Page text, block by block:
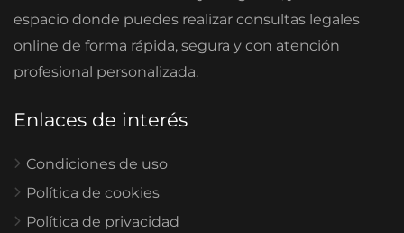
espacio donde puedes realizar consultas legales
online de forma rápida, segura y con atención
profesional personalizada.
Enlaces de interés
Condiciones de uso
Política de cookies
Política de privacidad